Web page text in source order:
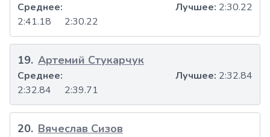
2:41.18 2:30.22
Среднее: Лучшее: 2:30.22
19. Артемий Стукарчук
2:32.84 2:39.71
Среднее: Лучшее: 2:32.84
20. Вячеслав Сизов